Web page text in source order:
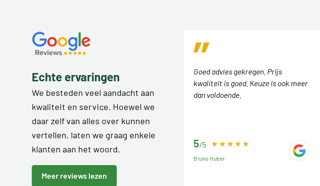
Echte ervaringen
We besteden veel aandacht aan
kwaliteit en service. Hoewel we
daar zelf van alles over kunnen
vertellen, laten we graag enkele
klanten aan het woord.
Meer reviews lezen
Goed advies gekregen. Prijs
kwaliteit is goed. Keuze is ook meer
dan voldoende.
5/5
Bruno Huber